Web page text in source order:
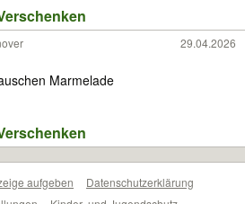
29.04.2026
Marmelade
aufgeben
Datenschutzerklärung